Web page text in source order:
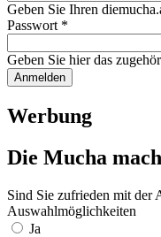
Geben Sie Ihren
Passwort *
Geben Sie hier das
Werbung
Die Mucha
Sind Sie zufrieden mit der
Auswahlmöglichkeiten
Ja